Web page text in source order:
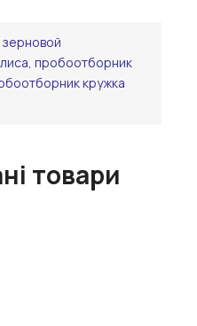
пробоотборник
кружка
товари